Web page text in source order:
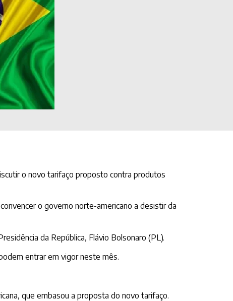
o novo tarifaço proposto contra produtos
o governo norte-americano a desistir da
da República, Flávio Bolsonaro (PL).
entrar em vigor neste mês.
que embasou a proposta do novo tarifaço.